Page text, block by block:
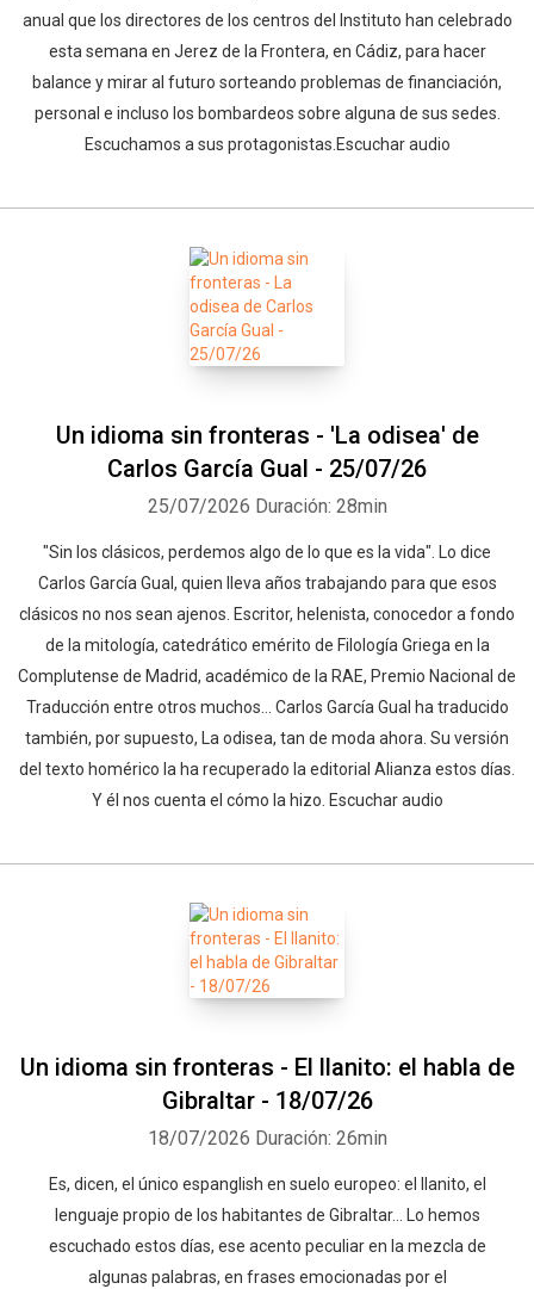
anual que los directores de los centros del Instituto han celebrado
esta semana en Jerez de la Frontera, en Cádiz, para hacer
balance y mirar al futuro sorteando problemas de financiación,
personal e incluso los bombardeos sobre alguna de sus sedes.
Escuchamos a sus protagonistas.Escuchar audio
Un idioma sin fronteras - 'La odisea' de
Carlos García Gual - 25/07/26
25/07/2026 Duración: 28min
"Sin los clásicos, perdemos algo de lo que es la vida". Lo dice
Carlos García Gual, quien lleva años trabajando para que esos
clásicos no nos sean ajenos. Escritor, helenista, conocedor a fondo
de la mitología, catedrático emérito de Filología Griega en la
Complutense de Madrid, académico de la RAE, Premio Nacional de
Traducción entre otros muchos... Carlos García Gual ha traducido
también, por supuesto, La odisea, tan de moda ahora. Su versión
del texto homérico la ha recuperado la editorial Alianza estos días.
Y él nos cuenta el cómo la hizo. Escuchar audio
Un idioma sin fronteras - El llanito: el habla de
Gibraltar - 18/07/26
18/07/2026 Duración: 26min
Es, dicen, el único espanglish en suelo europeo: el llanito, el
lenguaje propio de los habitantes de Gibraltar... Lo hemos
escuchado estos días, ese acento peculiar en la mezcla de
algunas palabras, en frases emocionadas por el